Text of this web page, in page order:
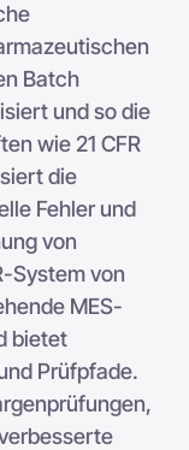
Batch
und so die
wie 21 CFR
die
Fehler und
von
System von
MES-
bietet
Prüfpfade.